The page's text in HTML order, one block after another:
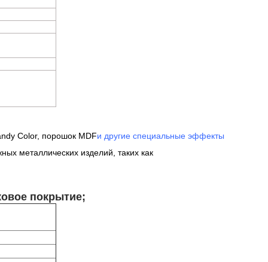
Color, порошок MDFи другие специальные эффекты
металлических изделий, таких как
покрытие;